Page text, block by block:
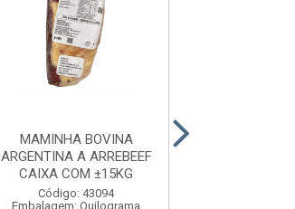
MAMINHA BOVINA
ARGENTINA A ARREBEEF
CAIXA COM ±15KG
Código: 43094
Embalagem: Quilograma